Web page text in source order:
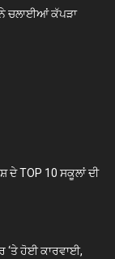
ਚਲਾਈਆਂ ਕੱਪੜਾ
ਦੇ TOP 10 ਸਕੂਲਾਂ ਦੀ
‘ਤੇ ਹੋਈ ਕਾਰਵਾਈ,